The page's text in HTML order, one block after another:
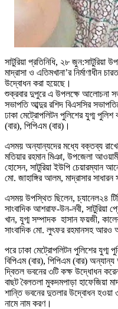
সাটুরিয়া প্রতিনিধি, ২৮ জুন:সাটুরিয়া
মাদ্রাসা ও এতিমখানা’র নির্মাণাধীন
উদ্বোধন করা হয়েছে।
শুক্রবার দুপুরে এ উপলক্ষে আলোচনা
সভাপতি আব্দুর রশিদ বিএসসির
ঢাকা মেট্রোপলিটন পুলিশের যুগ্ম
(বার), পিপিএম (বার)।
এসময় অন্যান্যদের মধ্যে বক্তব্য
মতিয়ার রহমান মিঞা, উপজেলা
হোসেন, সাটুরিয়া ইউপি চেয়ারম্যান
মো. জাহাঙ্গির আলম, মাদ্রাসার সাধারন
এসময় উপস্থিত ছিলেন, চ্যানেল২৪
সাংবাদিক আশরাফ-উন-নবী, সাটুরিয়া
খান, যুগ্ম সম্পাদক হাসান ফয়জী,
সাংবাদিক মো. লুৎফর রহমানসহ আরও
পরে ঢাকা মেট্রোপলিটন পুলিশের
বিপিএম (বার), পিপিএম (বার) অন্যান্য
দ্বিতল ভবনের ৩টি কক্ষ উদ্ধোধন
বাছট বৈলতলা মুকদমপাড়া হাফেজিয়া
শান্তি ভবনের দুতলার উদ্বোধন হওয়া
নামে নাম করণ।